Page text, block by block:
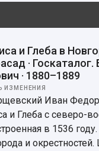
и Глеба в
·
· 1880–1889
ИЗМЕНЕНИЯ
Иван
и Глеба с северо-
в 1536
и